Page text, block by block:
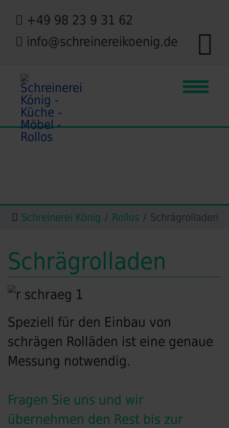
+49 98 23 9 31 62
info@schreinereikoenig.de
Schreinerei König Rollos Schrägrolladen
Schrägrolladen
Speziell für den Einbau von
schrägen Rolläden ist eine genaue
Messung notwendig.
Fragen Sie uns und wir
übernehmen den Rest bis zur